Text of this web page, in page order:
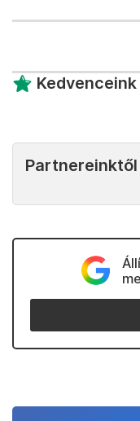
Kedvenceink
Partnereinktől